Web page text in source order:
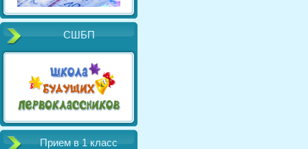
СШБП
Прием в 1 класс